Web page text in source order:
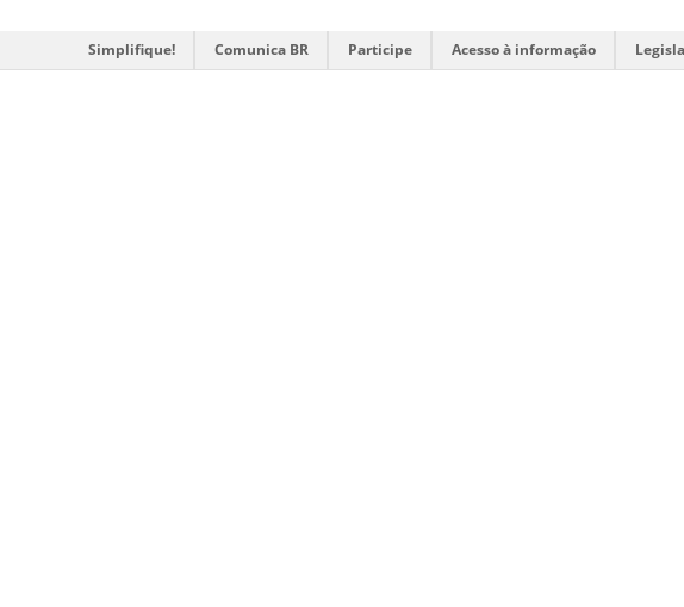
Simplifique! Comunica BR Participe Acesso à informação